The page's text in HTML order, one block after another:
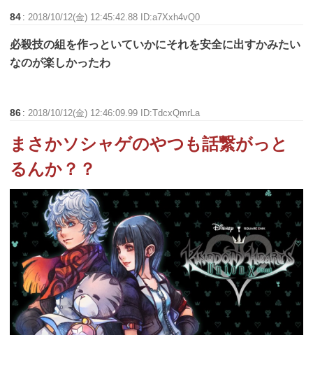
84 : 2018/10/12(金) 12:45:42.88 ID:a7Xxh4vQ0
必殺技の組を作っといていかにそれを安全に出すかみたい
なのが楽しかったわ
86 : 2018/10/12(金) 12:46:09.99 ID:TdcxQmrLa
まさかソシャゲのやつも話繋がっと
るんか？？